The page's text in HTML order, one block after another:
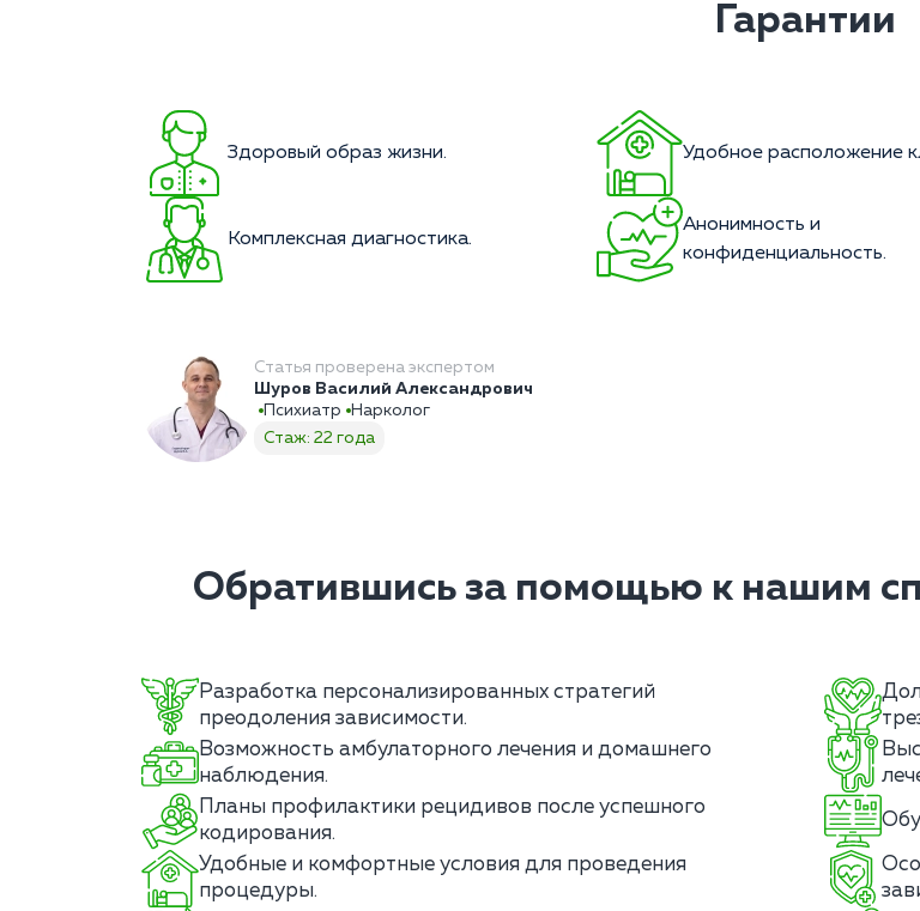
Гарантии
Здоровый образ жизни. Удобное расположение
Комплексная диагностика.
Анонимность и
конфиденциальность.
Статья проверена экспертом
Шуров Василий Александрович
Психиатр
Нарколог
Стаж: 22 года
Обратившись за помощью к нашим
Разработка персонализированных стратегий
преодоления зависимости.
Возможность амбулаторного лечения и домашнего
наблюдения.
Планы профилактики рецидивов после успешного
кодирования.
Удобные и комфортные условия для проведения
процедуры.